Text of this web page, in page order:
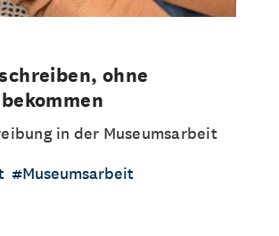
ohne
in der Museumsarbeit
Museumsarbeit